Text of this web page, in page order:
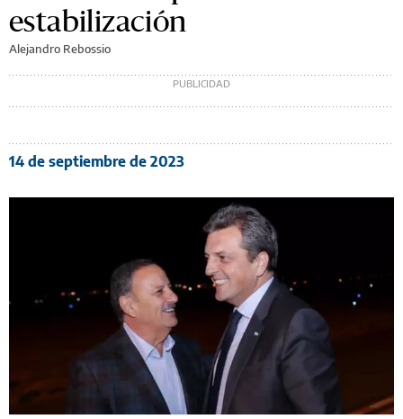
estabilización
Alejandro Rebossio
14 de septiembre de 2023